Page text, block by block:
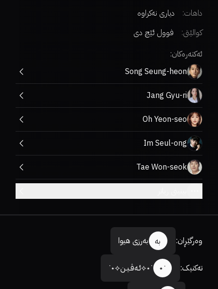
داهات:
دیاری نەکراوە
کوالێتی:
فوول ئێچ دی
ئەکتەرەکان:
Song Seung-heon
Jang Gyu-ri
Oh Yeon-seo
Im Seul-ong
Tae Won-seok
وەرگێڕان: بە بەرزی هیوا
تەکنیک:
˙⋆ ˙⋆⟡ئـەڤـیـن⟡⋆˙